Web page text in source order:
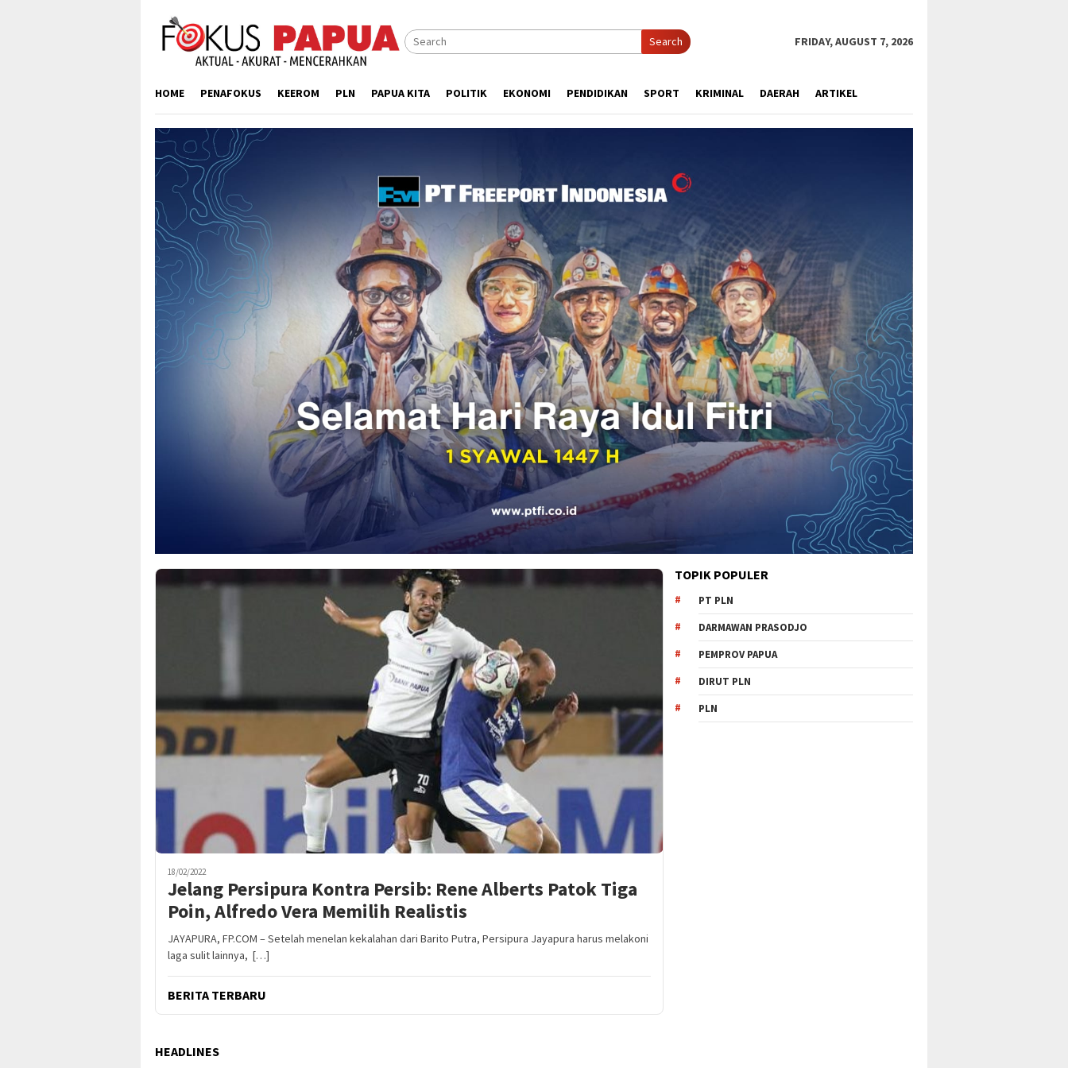
content
Search FRIDAY, AUGUST 7, 2026
HOME PENAFOKUS KEEROM PLN PAPUA KITA POLITIK EKONOMI PENDIDIKAN SPORT KRIMINAL DAERAH ARTIKEL
18/02/2022
Jelang Persipura Kontra Persib: Rene Alberts Patok Tiga
Poin, Alfredo Vera Memilih Realistis
JAYAPURA, FP.COM – Setelah menelan kekalahan dari Barito Putra, Persipura Jayapura harus melakoni
laga sulit lainnya, […]
BERITA TERBARU
HEADLINES
TOPIK POPULER
PT PLN
DARMAWAN PRASODJO
PEMPROV PAPUA
DIRUT PLN
PLN